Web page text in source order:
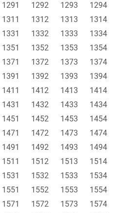
1291 1292 1293 1294
1311 1312 1313 1314
1331 1332 1333 1334
1351 1352 1353 1354
1371 1372 1373 1374
1391 1392 1393 1394
1411 1412 1413 1414
1431 1432 1433 1434
1451 1452 1453 1454
1471 1472 1473 1474
1491 1492 1493 1494
1511 1512 1513 1514
1531 1532 1533 1534
1551 1552 1553 1554
1571 1572 1573 1574